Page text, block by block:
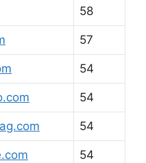
58
57
54
54
54
54